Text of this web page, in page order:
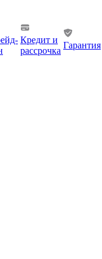
Кредит и
рассрочка
Гарантия